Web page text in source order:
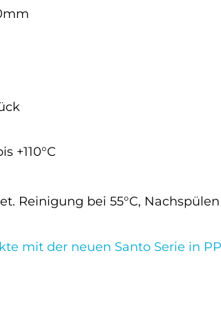
+110°C
Reinigung bei 55°C,
mit der neuen Santo Serie in